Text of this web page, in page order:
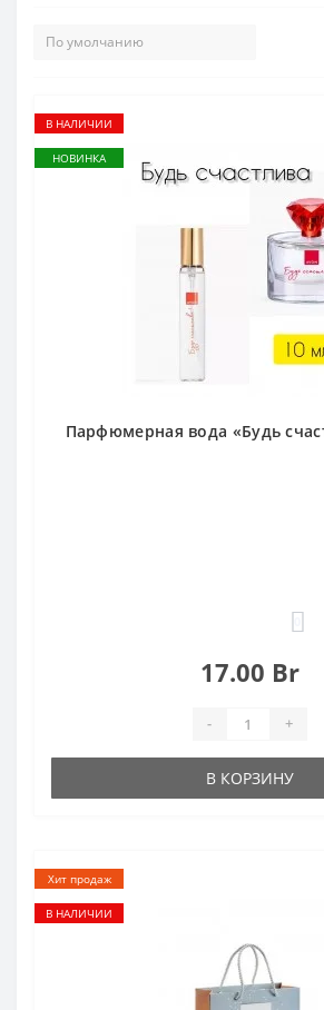
В НАЛИЧИИ
НОВИНКА
Парфюмерная вода «Будь
17.00 Br
- +
В КОРЗИНУ
Хит продаж
В НАЛИЧИИ